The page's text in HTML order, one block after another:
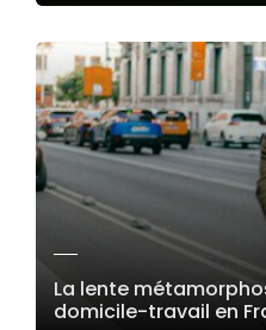
LIRE LA
La lente
domicile-travail en